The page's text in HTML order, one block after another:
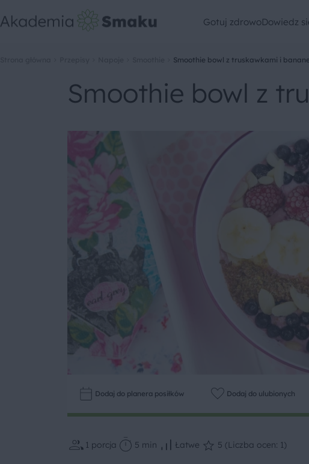
Gotuj zdrowoDowiedz
Smoothie bowl z truskawkami i
Smoothie bowl z
Dodaj do planera posiłków Dodaj do ulubionych
1 porcja 5 min Łatwe 5 (Liczba ocen: 1)